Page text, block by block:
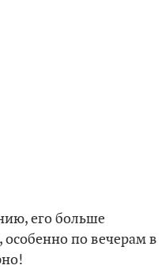
его больше
по вечерам в